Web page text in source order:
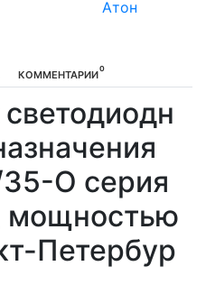
Атон
КОММЕНТАРИИ0
О серия
Петербур